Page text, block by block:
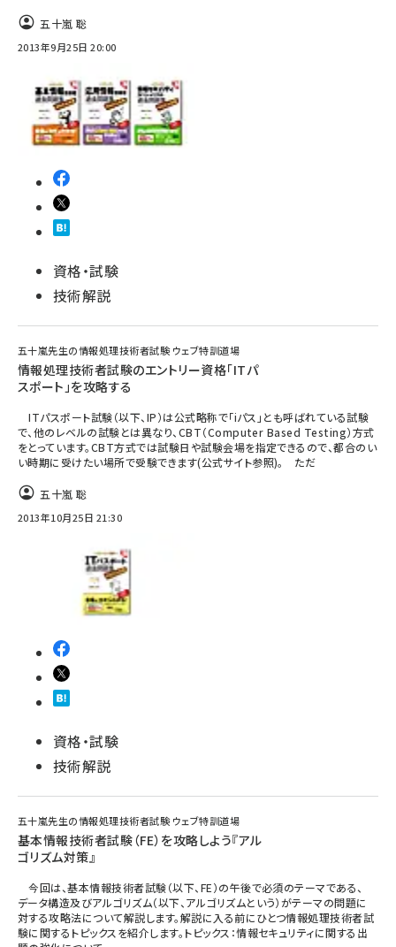
五十嵐 聡
2013年9月25日 20:00
資格・試験
技術解説
五十嵐先生の情報処理技術者試験 ウェブ特訓道場
情報処理技術者試験のエントリー資格「ITパ
スポート」を攻略する
ITパスポート試験（以下、IP）は公式略称で「iパス」とも呼ばれている試験
で、他のレベルの試験とは異なり、CBT（Computer Based Testing）方式
をとっています。CBT方式では試験日や試験会場を指定できるので、都合のい
い時期に受けたい場所で受験できます(公式サイト参照)。 ただ
五十嵐 聡
2013年10月25日 21:30
資格・試験
技術解説
五十嵐先生の情報処理技術者試験 ウェブ特訓道場
基本情報技術者試験（FE）を攻略しよう『アル
ゴリズム対策』
今回は、基本情報技術者試験（以下、FE）の午後で必須のテーマである、
データ構造及びアルゴリズム（以下、アルゴリズムという）がテーマの問題に
対する攻略法について解説します。解説に入る前にひとつ情報処理技術者試
験に関するトピックスを紹介します。トピックス：情報セキュリティに関する出